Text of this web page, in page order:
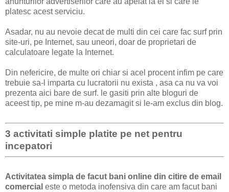
platesc acest serviciu.
Asadar, nu au nevoie decat de multi din cei care fac surf prin
site-uri, pe Internet, sau uneori, doar de proprietari de
calculatoare legate la Internet.
Din nefericire, de multe ori chiar si acel procent infim pe care
trebuie sa-l imparta cu lucratorii nu exista , asa ca nu va voi
prezenta aici bare de surf. le gasiti prin alte bloguri de
aceest tip, pe mine m-au dezamagit si le-am exclus din blog.
3 activitati simple platite pe net pentru
incepatori
Activitatea simpla de facut bani online din citire de email
comercial este o metoda inofensiva din care am facut bani